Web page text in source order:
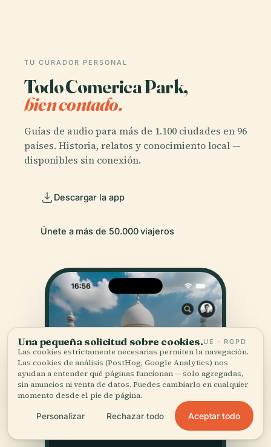
TU CURADOR PERSONAL
Todo Comerica Park,
bien contado.
Guías de audio para más de 1.100 ciudades en 96
países. Historia, relatos y conocimiento local —
disponibles sin conexión.
Descargar la app
Únete a más de 50.000 viajeros
Una pequeña solicitud sobre cookies.UE · RGPD
Las cookies estrictamente necesarias permiten la navegación.
Las cookies de análisis (PostHog, Google Analytics) nos
ayudan a entender qué páginas funcionan — solo agregadas,
sin anuncios ni venta de datos. Puedes cambiarlo en cualquier
momento desde el pie de página.
Personalizar Rechazar todo Aceptar todo